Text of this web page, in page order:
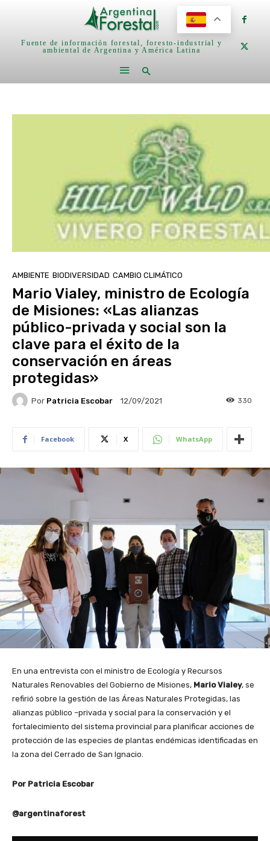
Fuente de información forestal, foresto-industrial y
ambiental de Argentina y América Latina
AMBIENTE BIODIVERSIDAD CAMBIO CLIMÁTICO
Mario Vialey, ministro de Ecología
de Misiones: «Las alianzas
público-privada y social son la
clave para el éxito de la
conservación en áreas
protegidas»
Por Patricia Escobar 12/09/2021 330
Facebook X WhatsApp
En una entrevista con el ministro de Ecología y Recursos
Naturales Renovables del Gobierno de Misiones, Mario Vialey, se
refirió sobre la gestión de las Áreas Naturales Protegidas, las
alianzas público –privada y social para la conservación y el
fortalecimiento del sistema provincial para planificar acciones de
protección de las especies de plantas endémicas identificadas en
la zona del Cerrado de San Ignacio.
Por Patricia Escobar
@argentinaforest